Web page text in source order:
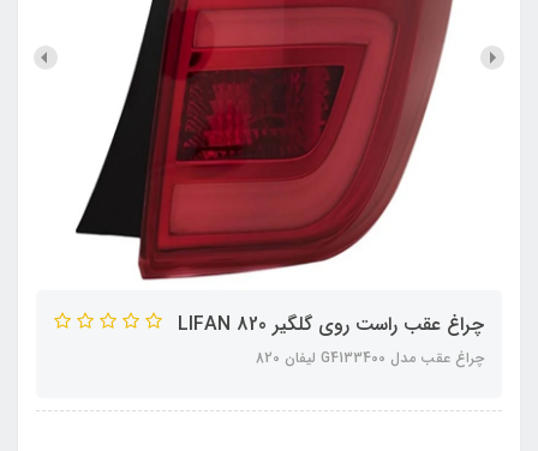
چراغ عقب راست روی گلگیر LIFAN 820
چراغ عقب مدل G4133400 لیفان 820